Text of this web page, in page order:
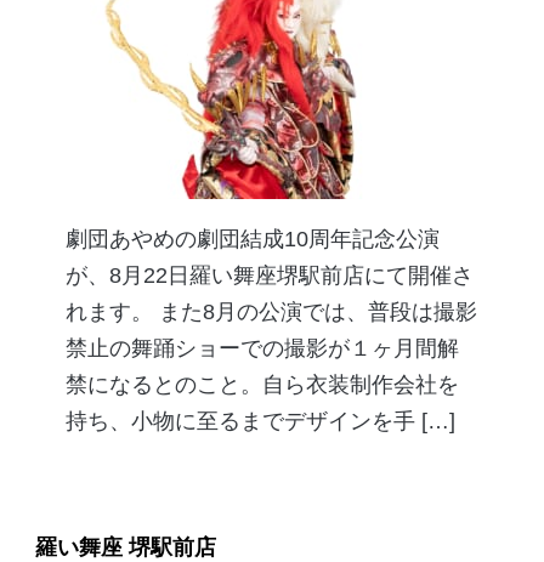
劇団あやめの劇団結成10周年記念公演
が、8月22日羅い舞座堺駅前店にて開催さ
れます。 また8月の公演では、普段は撮影
禁止の舞踊ショーでの撮影が１ヶ月間解
禁になるとのこと。自ら衣装制作会社を
持ち、小物に至るまでデザインを手 […]
羅い舞座 堺駅前店